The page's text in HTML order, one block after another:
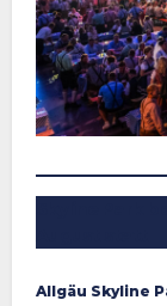
Allgäu Skyline